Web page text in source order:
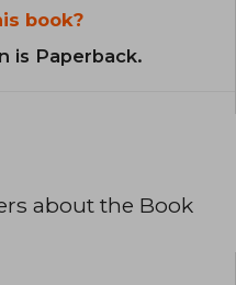
book?
is Paperback.
about the Book